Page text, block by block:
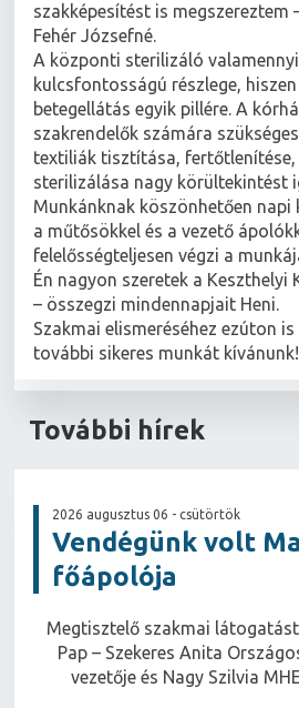
szakképesítést is megszereztem
Fehér Józsefné.
A központi sterilizáló
kulcsfontosságú részlege,
betegellátás egyik pillére. A
szakrendelők számára
textiliák tisztítása, fertőtlenítése,
sterilizálása nagy körültekintést
Munkánknak köszönhetően
a műtősökkel és a vezető
felelősségteljesen végzi a
Én nagyon szeretek a
– összegzi mindennapjait Heni.
Szakmai elismeréséhez ezúton
további sikeres munkát kívánunk!
További hírek
2026 augusztus 06 - csütörtök
Vendégünk volt
főápolója
Megtisztelő szakmai
Pap – Szekeres Anita
vezetője és Nagy Szilvia